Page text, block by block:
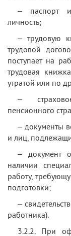
– паспорт
личность;
– трудовую
трудовой
поступает на
трудовая
утратой или по
–
пенсионного
– документы
и лиц,
– документ
наличии
работу,
подготовки;
–
работника).
3.2.2. При